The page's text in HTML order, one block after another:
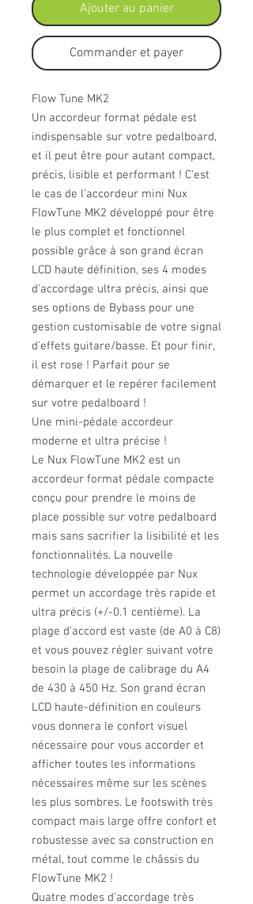
Ajouter au panier
Commander et payer
Flow Tune MK2
Un accordeur format pédale est
indispensable sur votre pedalboard,
et il peut être pour autant compact,
précis, lisible et performant ! C'est
le cas de l'accordeur mini Nux
FlowTune MK2 développé pour être
le plus complet et fonctionnel
possible grâce à son grand écran
LCD haute définition, ses 4 modes
d'accordage ultra précis, ainsi que
ses options de Bybass pour une
gestion customisable de votre signal
d'effets guitare/basse. Et pour finir,
il est rose ! Parfait pour se
démarquer et le repérer facilement
sur votre pedalboard !
Une mini-pédale accordeur
moderne et ultra précise !
Le Nux FlowTune MK2 est un
accordeur format pédale compacte
conçu pour prendre le moins de
place possible sur votre pedalboard
mais sans sacrifier la lisibilité et les
fonctionnalités. La nouvelle
technologie développée par Nux
permet un accordage très rapide et
ultra précis (+/-0.1 centième). La
plage d'accord est vaste (de A0 à C8)
et vous pouvez régler suivant votre
besoin la plage de calibrage du A4
de 430 à 450 Hz. Son grand écran
LCD haute-définition en couleurs
vous donnera le confort visuel
nécessaire pour vous accorder et
afficher toutes les informations
nécessaires même sur les scènes
les plus sombres. Le footswith très
compact mais large offre confort et
robustesse avec sa construction en
métal, tout comme le châssis du
FlowTune MK2 !
Quatre modes d'accordage très